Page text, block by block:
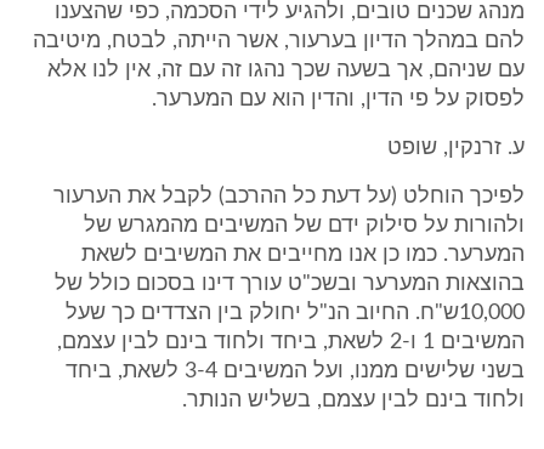
מנהג שכנים טובים, ולהגיע לידי הסכמה, כפי שהצענו
להם במהלך הדיון בערעור, אשר הייתה, לבטח, מיטיבה
עם שניהם, אך בשעה שכך נהגו זה עם זה, אין לנו אלא
לפסוק על פי הדין, והדין הוא עם המערער.
ע. זרנקין, שופט
לפיכך הוחלט (על דעת כל ההרכב) לקבל את הערעור
ולהורות על סילוק ידם של המשיבים מהמגרש של
המערער. כמו כן אנו מחייבים את המשיבים לשאת
בהוצאות המערער ובשכ"ט עורך דינו בסכום כולל של
10,000ש"ח. החיוב הנ"ל יחולק בין הצדדים כך שעל
המשיבים 1 ו-2 לשאת, ביחד ולחוד בינם לבין עצמם,
בשני שלישים ממנו, ועל המשיבים 3-4 לשאת, ביחד
ולחוד בינם לבין עצמם, בשליש הנותר.